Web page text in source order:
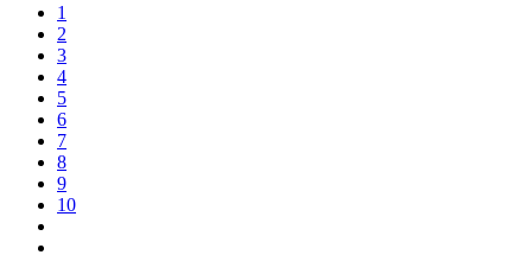
1
2
3
4
5
6
7
8
9
10